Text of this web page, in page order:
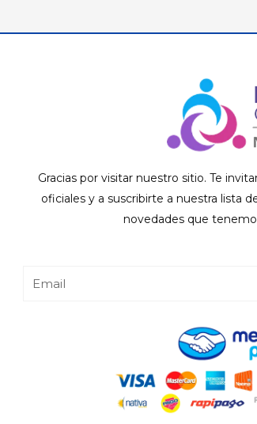
Gracias por visitar nuestro sitio. Te
oficiales y a suscribirte a nuestra lista
novedades que